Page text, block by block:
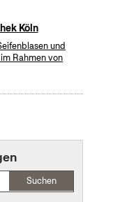
Köln
und
Rahmen von
Suchen